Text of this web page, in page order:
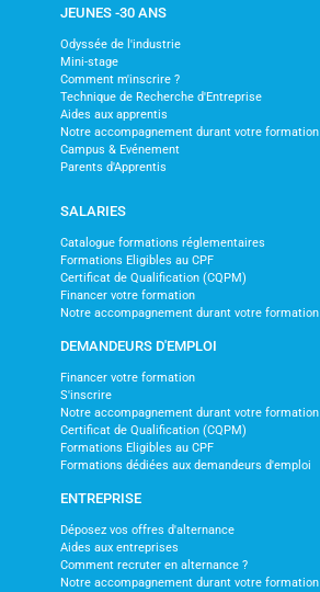
JEUNES -30 ANS
Odyssée de l'industrie
Mini-stage
Comment m'inscrire ?
Technique de Recherche d'Entreprise
Aides aux apprentis
Notre accompagnement durant votre formation
Campus & Evénement
Parents d'Apprentis
SALARIES
Catalogue formations réglementaires
Formations Eligibles au CPF
Certificat de Qualification (CQPM)
Financer votre formation
Notre accompagnement durant votre formation
DEMANDEURS D'EMPLOI
Financer votre formation
S'inscrire
Notre accompagnement durant votre formation
Certificat de Qualification (CQPM)
Formations Eligibles au CPF
Formations dédiées aux demandeurs d'emploi
ENTREPRISE
Déposez vos offres d'alternance
Aides aux entreprises
Comment recruter en alternance ?
Notre accompagnement durant votre formation